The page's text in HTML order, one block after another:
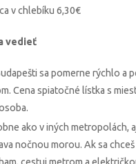
v chlebíku 6,30€
vedieť
sa pomerne rýchlo a
Cena spiatočné lístka s
ako v iných metropolách,
nočnou morou. Ak sa